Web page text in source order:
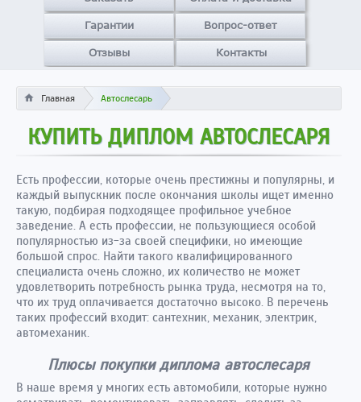
Гарантии Вопрос-ответ
Отзывы Контакты
Главная Автослесарь
КУПИТЬ ДИПЛОМ АВТОСЛЕСАРЯ
Есть профессии, которые очень престижны и популярны, и
каждый выпускник после окончания школы ищет именно
такую, подбирая подходящее профильное учебное
заведение. А есть профессии, не пользующиеся особой
популярностью из-за своей специфики, но имеющие
большой спрос. Найти такого квалифицированного
специалиста очень сложно, их количество не может
удовлетворить потребность рынка труда, несмотря на то,
что их труд оплачивается достаточно высоко. В перечень
таких профессий входит: сантехник, механик, электрик,
автомеханик.
Плюсы покупки диплома автослесаря
В наше время у многих есть автомобили, которые нужно